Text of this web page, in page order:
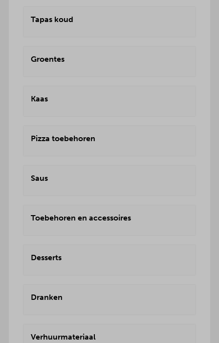
Tapas koud
Groentes
Kaas
Pizza toebehoren
Saus
Toebehoren en accessoires
Desserts
Dranken
Verhuurmateriaal